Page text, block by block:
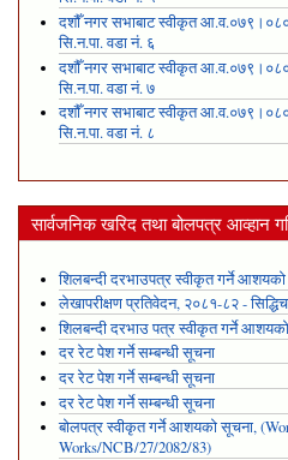
दशौँ नगर सभाबाट स्वीकृत
सि.न.पा. वडा नं. ६
दशौँ नगर सभाबाट स्वीकृत
सि.न.पा. वडा नं. ७
दशौँ नगर सभाबाट स्वीकृत
सि.न.पा. वडा नं. ८
सार्वजनिक खरिद तथा बोलपत्र आव्हान
शिलबन्दी दरभाउपत्र स्वीकृत गर्ने
लेखापरीक्षण प्रतिवेदन, २०८१-८२ -
शिलबन्दी दरभाउ पत्र स्वीकृत गर्ने
दर रेट पेश गर्ने सम्बन्धी सूचना
दर रेट पेश गर्ने सम्बन्धी सूचना
दर रेट पेश गर्ने सम्बन्धी सूचना
बोलपत्र स्वीकृत गर्ने आशयको सूचना,
Works/NCB/27/2082/83)